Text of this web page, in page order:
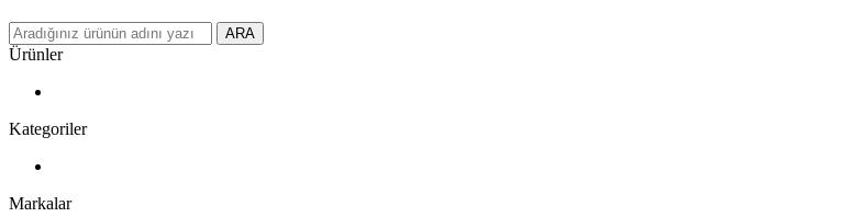
ARA
Ürünler
Kategoriler
Markalar